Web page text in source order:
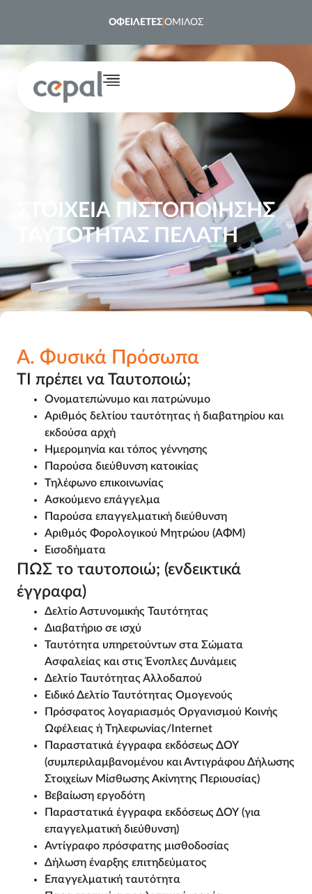
ΟΦΕΙΛΕΤΕΣ ΟΜΙΛΟΣ
ΣΤΟΙΧΕΙΑ ΠΙΣΤΟΠΟΙΗΣΗΣ
ΤΑΥΤΟΤΗΤΑΣ ΠΕΛΑΤΗ
Α. Φυσικά Πρόσωπα
ΤΙ πρέπει να Ταυτοποιώ;
Ονοματεπώνυμο και πατρώνυμο
Αριθμός δελτίου ταυτότητας ή διαβατηρίου και
εκδούσα αρχή
Ημερομηνία και τόπος γέννησης
Παρούσα διεύθυνση κατοικίας
Τηλέφωνο επικοινωνίας
Ασκούμενο επάγγελμα
Παρούσα επαγγελματική διεύθυνση
Αριθμός Φορολογικού Μητρώου (ΑΦΜ)
Εισοδήματα
ΠΩΣ το ταυτοποιώ; (ενδεικτικά
έγγραφα)
Δελτίο Αστυνομικής Ταυτότητας
Διαβατήριο σε ισχύ
Ταυτότητα υπηρετούντων στα Σώματα
Ασφαλείας και στις Ένοπλες Δυνάμεις
Δελτίο Ταυτότητας Αλλοδαπού
Ειδικό Δελτίο Ταυτότητας Ομογενούς
Πρόσφατος λογαριασμός Οργανισμού Κοινής
Ωφέλειας ή Τηλεφωνίας/Internet
Παραστατικά έγγραφα εκδόσεως ΔΟΥ
(συμπεριλαμβανομένου και Αντιγράφου Δήλωσης
Στοιχείων Μίσθωσης Ακίνητης Περιουσίας)
Βεβαίωση εργοδότη
Παραστατικά έγγραφα εκδόσεως ΔΟΥ (για
επαγγελματική διεύθυνση)
Αντίγραφο πρόσφατης μισθοδοσίας
Δήλωση έναρξης επιτηδεύματος
Επαγγελματική ταυτότητα